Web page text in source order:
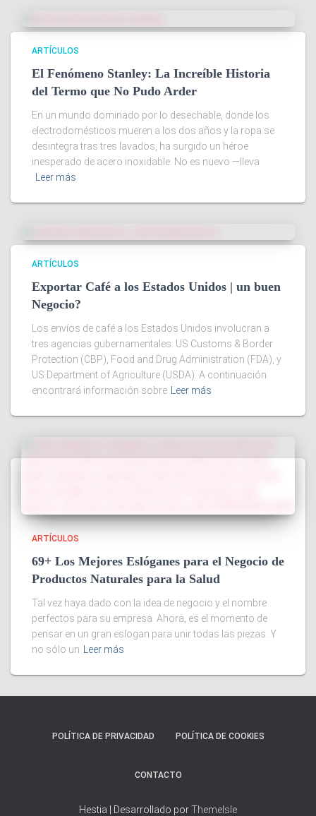
ARTÍCULOS
El Fenómeno Stanley: La Increíble Historia
del Termo que No Pudo Arder
En un mundo dominado por lo desechable, donde los
electrodomésticos mueren a los dos años y la ropa se
desintegra tras tres lavados, ha surgido un héroe
inesperado de acero inoxidable. No es nuevo —lleva
Leer más
ARTÍCULOS
Exportar Café a los Estados Unidos | un buen
Negocio?
Los envíos de café a los Estados Unidos involucran a
tres agencias gubernamentales: US Customs & Border
Protection (CBP), Food and Drug Administration (FDA), y
US Department of Agriculture (USDA). A continuación
encontrará información sobre Leer más
ARTÍCULOS
69+ Los Mejores Eslóganes para el Negocio de
Productos Naturales para la Salud
Tal vez haya dado con la idea de negocio y el nombre
perfectos para su empresa. Ahora, es el momento de
pensar en un gran eslogan para unir todas las piezas. Y
no sólo un Leer más
POLÍTICA DE PRIVACIDAD POLÍTICA DE COOKIES
CONTACTO
Hestia | Desarrollado porThemeIsle